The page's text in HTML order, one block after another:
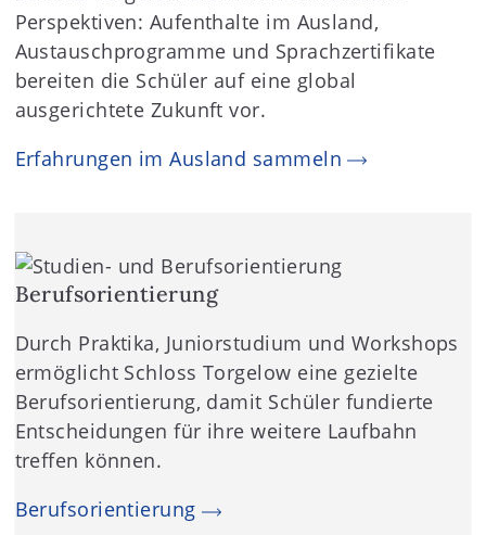
Perspektiven: Aufenthalte im Ausland,
Austauschprogramme und Sprachzertifikate
bereiten die Schüler auf eine global
ausgerichtete Zukunft vor.
Erfahrungen im Ausland sammeln
Berufsorientierung
Durch Praktika, Juniorstudium und Workshops
ermöglicht Schloss Torgelow eine gezielte
Berufsorientierung, damit Schüler fundierte
Entscheidungen für ihre weitere Laufbahn
treffen können.
Berufsorientierung